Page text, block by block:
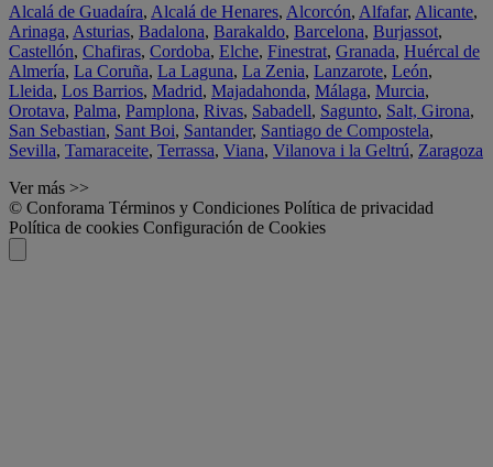
Alcalá de Guadaíra, Alcalá de Henares, Alcorcón, Alfafar, Alicante,
Arinaga, Asturias, Badalona, Barakaldo, Barcelona, Burjassot,
Castellón, Chafiras, Cordoba, Elche, Finestrat, Granada, Huércal de
Almería, La Coruña, La Laguna, La Zenia, Lanzarote, León,
Lleida, Los Barrios, Madrid, Majadahonda, Málaga, Murcia,
Orotava, Palma, Pamplona, Rivas, Sabadell, Sagunto, Salt, Girona,
San Sebastian, Sant Boi, Santander, Santiago de Compostela,
Sevilla, Tamaraceite, Terrassa, Viana, Vilanova i la Geltrú, Zaragoza
Ver más >>
© Conforama Términos y Condiciones Política de privacidad
Política de cookies Configuración de Cookies